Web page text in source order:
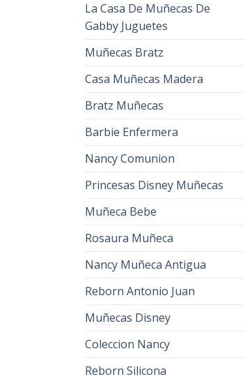
La Casa De Muñecas De
Gabby Juguetes
Muñecas Bratz
Casa Muñecas Madera
Bratz Muñecas
Barbie Enfermera
Nancy Comunion
Princesas Disney Muñecas
Muñeca Bebe
Rosaura Muñeca
Nancy Muñeca Antigua
Reborn Antonio Juan
Muñecas Disney
Coleccion Nancy
Reborn Silicona